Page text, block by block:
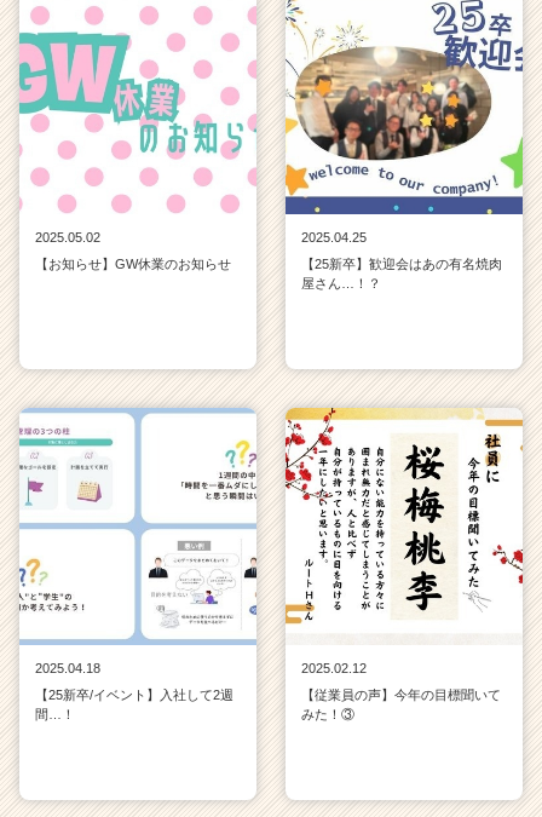
2025.05.02
【お知らせ】GW休業のお知らせ
2025.04.25
【25新卒】歓迎会はあの有名焼肉
屋さん…！？
2025.04.18
【25新卒/イベント】入社して2週
間…！
2025.02.12
【従業員の声】今年の目標聞いて
みた！③